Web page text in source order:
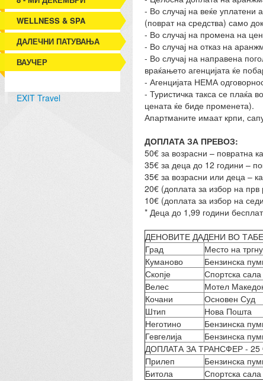
WELLNESS & SPA
ДАЛЕЧНИ ПАТУВАЊА
ВАУЧЕР
EXIT Travel
- Во случај на веќе уплатени
(поврат на средства) само
- Во случај на промена на
- Во случај на отказ на
- Во случај на направена
враќањето агенцијата ќе
- Агенцијата НЕМА
- Туристичка такса се плаќа
цената ќе биде променета).
Апартманите имаат крпи,
ДОПЛАТА ЗА ПРЕВОЗ:
50€ за возрасни – повратна
35€ за деца до 12 години –
35€ за возрасни или деца –
20€ (доплата за избор на
10€ (доплата за избор на
* Деца до 1,99 години
ДЕНОВИТЕ ДАДЕНИ ВО
Град
Место на
Куманово
Бензинска
Скопје
Спортска сала
Велес
Мотел
Кочани
Основен Суд
Штип
Нова Пошта
Неготино
Бензинска
Гевгелија
Бензинска
ДОПЛАТА ЗА ТРАНСФЕР -
Прилеп
Бензинска
Битола
Спортска сала